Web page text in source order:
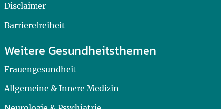
Disclaimer
Barrierefreiheit
Weitere Gesundheitsthemen
Frauengesundheit
Allgemeine & Innere Medizin